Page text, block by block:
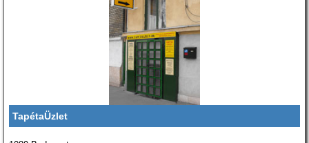
TapétaÜzlet